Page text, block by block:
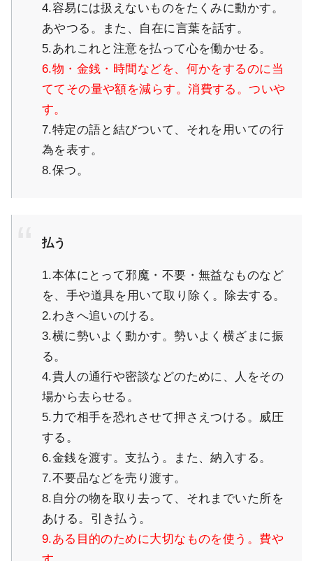
4.容易には扱えないものをたくみに動かす。
あやつる。また、自在に言葉を話す。
5.あれこれと注意を払って心を働かせる。
6.物・金銭・時間などを、何かをするのに当
ててその量や額を減らす。消費する。ついや
す。
7.特定の語と結びついて、それを用いての行
為を表す。
8.保つ。
払う
1.本体にとって邪魔・不要・無益なものなど
を、手や道具を用いて取り除く。除去する。
2.わきへ追いのける。
3.横に勢いよく動かす。勢いよく横ざまに振
る。
4.貴人の通行や密談などのために、人をその
場から去らせる。
5.力で相手を恐れさせて押さえつける。威圧
する。
6.金銭を渡す。支払う。また、納入する。
7.不要品などを売り渡す。
8.自分の物を取り去って、それまでいた所を
あける。引き払う。
9.ある目的のために大切なものを使う。費や